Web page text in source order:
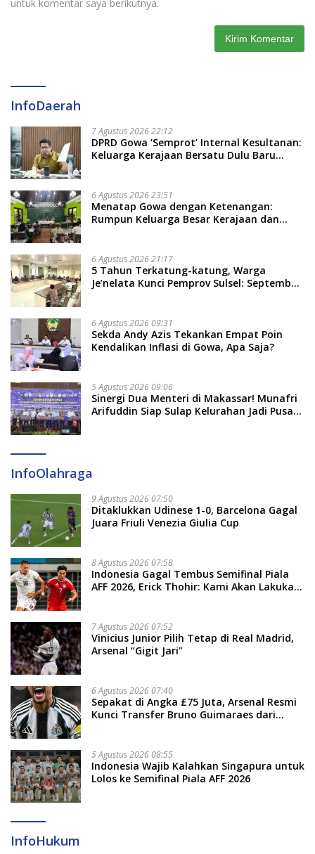
untuk komentar saya berikutnya.
InfoDaerah
7 Agustus 2026 22:12
DPRD Gowa ‘Semprot’ Internal Kesultanan:
Keluarga Kerajaan Bersatu Dulu Baru
6 Agustus 2026 23:51
Menatap Gowa dengan Ketenangan:
Rumpun Keluarga Besar Kerajaan dan
Soal Adat dan Adab
6 Agustus 2026 21:17
5 Tahun Terkatung-katung, Warga
Je’nelata Kunci Pemprov Sulsel: September
6 Agustus 2026 09:31
Sekda Andy Azis Tekankan Empat Poin
Kendalikan Inflasi di Gowa, Apa Saja?
5 Agustus 2026 09:06
Sinergi Dua Menteri di Makassar! Munafri
Arifuddin Siap Sulap Kelurahan Jadi Pusat
InfoOlahraga
9 Agustus 2026 07:50
Ditaklukkan Udinese 1-0, Barcelona Gagal
Juara Friuli Venezia Giulia Cup
8 Agustus 2026 07:58
Indonesia Gagal Tembus Semifinal Piala
AFF 2026, Erick Thohir: Kami Akan Lakukan
7 Agustus 2026 07:52
Vinicius Junior Pilih Tetap di Real Madrid,
Arsenal “Gigit Jari”
6 Agustus 2026 07:40
Sepakat di Angka £75 Juta, Arsenal Resmi
Kunci Transfer Bruno Guimaraes dari
5 Agustus 2026 08:55
Indonesia Wajib Kalahkan Singapura untuk
Lolos ke Semifinal Piala AFF 2026
InfoHukum